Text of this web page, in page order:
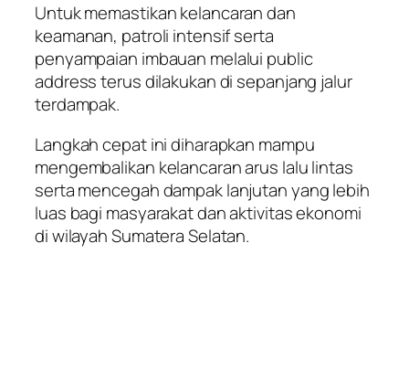
Untuk memastikan kelancaran dan
keamanan, patroli intensif serta
penyampaian imbauan melalui public
address terus dilakukan di sepanjang jalur
terdampak.
Langkah cepat ini diharapkan mampu
mengembalikan kelancaran arus lalu lintas
serta mencegah dampak lanjutan yang lebih
luas bagi masyarakat dan aktivitas ekonomi
di wilayah Sumatera Selatan.